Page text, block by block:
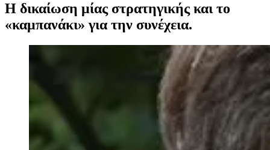
Η δικαίωση μίας στρατηγικής και το
«καμπανάκι» για την συνέχεια.